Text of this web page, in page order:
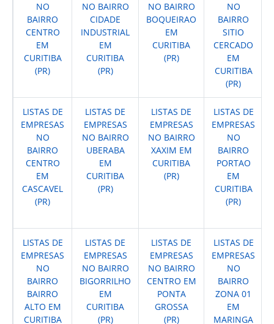
NO
BAIRRO
CENTRO
EM
CURITIBA
(PR)
NO BAIRRO
CIDADE
INDUSTRIAL
EM
CURITIBA
(PR)
NO BAIRRO
BOQUEIRAO
EM
CURITIBA
(PR)
NO
BAIRRO
SITIO
CERCADO
EM
CURITIBA
(PR)
LISTAS DE
EMPRESAS
NO
BAIRRO
CENTRO
EM
CASCAVEL
(PR)
LISTAS DE
EMPRESAS
NO BAIRRO
UBERABA
EM
CURITIBA
(PR)
LISTAS DE
EMPRESAS
NO BAIRRO
XAXIM EM
CURITIBA
(PR)
LISTAS DE
EMPRESAS
NO
BAIRRO
PORTAO
EM
CURITIBA
(PR)
LISTAS DE
EMPRESAS
NO
BAIRRO
BAIRRO
ALTO EM
CURITIBA
LISTAS DE
EMPRESAS
NO BAIRRO
BIGORRILHO
EM
CURITIBA
(PR)
LISTAS DE
EMPRESAS
NO BAIRRO
CENTRO EM
PONTA
GROSSA
(PR)
LISTAS DE
EMPRESAS
NO
BAIRRO
ZONA 01
EM
MARINGA